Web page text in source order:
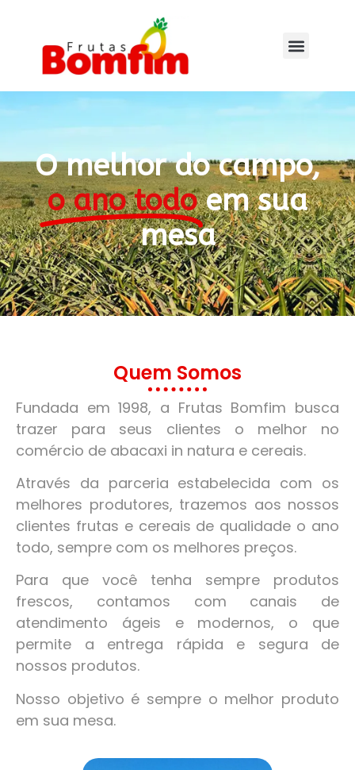
O melhor do campo,
o ano todo em sua
mesa
Quem Somos
Fundada em 1998, a Frutas Bomfim busca
trazer para seus clientes o melhor no
comércio de abacaxi in natura e cereais.
Através da parceria estabelecida com os
melhores produtores, trazemos aos nossos
clientes frutas e cereais de qualidade o ano
todo, sempre com os melhores preços.
Para que você tenha sempre produtos
frescos, contamos com canais de
atendimento ágeis e modernos, o que
permite a entrega rápida e segura de
nossos produtos.
Nosso objetivo é sempre o melhor produto
em sua mesa.